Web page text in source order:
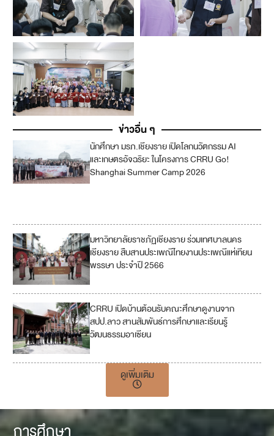
ข่าวอื่น ๆ
นักศึกษา มรภ.เชียงราย เปิดโลกนวัตกรรม AI
และเกษตรอัจฉริยะ ในโครงการ CRRU Go!
Shanghai Summer Camp 2026
มหาวิทยาลัยราชภัฏเชียงราย ร่วมเทศบาลนคร
เชียงราย สืบสานประเพณีไทยงานประเพณีแห่เทียน
พรรษา ประจำปี 2566
CRRU เปิดบ้านต้อนรับคณะศึกษาดูงานจาก
สปป.ลาว สานสัมพันธ์การศึกษาและเรียนรู้
วัฒนธรรมอาเซียน
ดูเพิ่มเติม